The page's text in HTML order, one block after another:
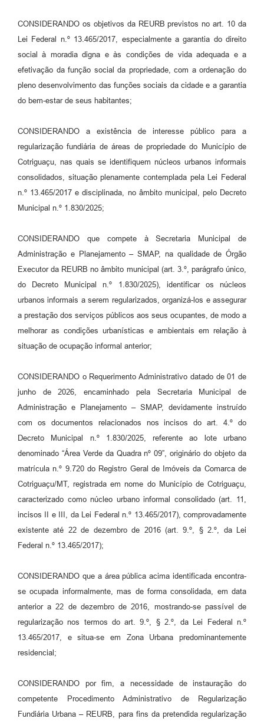
CONSIDERANDO os objetivos da REURB previstos no art. 10 da
Lei Federal n.º 13.465/2017, especialmente a garantia do direito
social à moradia digna e às condições de vida adequada e a
efetivação da função social da propriedade, com a ordenação do
pleno desenvolvimento das funções sociais da cidade e a garantia
do bem-estar de seus habitantes;
CONSIDERANDO a existência de interesse público para a
regularização fundiária de áreas de propriedade do Município de
Cotriguaçu, nas quais se identifiquem núcleos urbanos informais
consolidados, situação plenamente contemplada pela Lei Federal
n.º 13.465/2017 e disciplinada, no âmbito municipal, pelo Decreto
Municipal n.º 1.830/2025;
CONSIDERANDO que compete à Secretaria Municipal de
Administração e Planejamento – SMAP, na qualidade de Órgão
Executor da REURB no âmbito municipal (art. 3.º, parágrafo único,
do Decreto Municipal n.º 1.830/2025), identificar os núcleos
urbanos informais a serem regularizados, organizá-los e assegurar
a prestação dos serviços públicos aos seus ocupantes, de modo a
melhorar as condições urbanísticas e ambientais em relação à
situação de ocupação informal anterior;
CONSIDERANDO o Requerimento Administrativo datado de 01 de
junho de 2026, encaminhado pela Secretaria Municipal de
Administração e Planejamento – SMAP, devidamente instruído
com os documentos relacionados nos incisos do art. 4.º do
Decreto Municipal n.º 1.830/2025, referente ao lote urbano
denominado “Área Verde da Quadra nº 09”, originário do objeto da
matrícula n.º 9.720 do Registro Geral de Imóveis da Comarca de
Cotriguaçu/MT, registrada em nome do Município de Cotriguaçu,
caracterizado como núcleo urbano informal consolidado (art. 11,
incisos II e III, da Lei Federal n.º 13.465/2017), comprovadamente
existente até 22 de dezembro de 2016 (art. 9.º, § 2.º, da Lei
Federal n.º 13.465/2017);
CONSIDERANDO que a área pública acima identificada encontra-
se ocupada informalmente, mas de forma consolidada, em data
anterior a 22 de dezembro de 2016, mostrando-se passível de
regularização nos termos do art. 9.º, § 2.º, da Lei Federal n.º
13.465/2017, e situa-se em Zona Urbana predominantemente
residencial;
CONSIDERANDO por fim, a necessidade de instauração do
competente Procedimento Administrativo de Regularização
Fundiária Urbana – REURB, para fins da pretendida regularização